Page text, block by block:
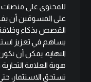
للمحتوى على منصات
على المسوقين أن
القصص بذكاء
يساهم في تعزيز
النهاية، يمكن أن
هوية العلامة
تستحق الاستثمار،